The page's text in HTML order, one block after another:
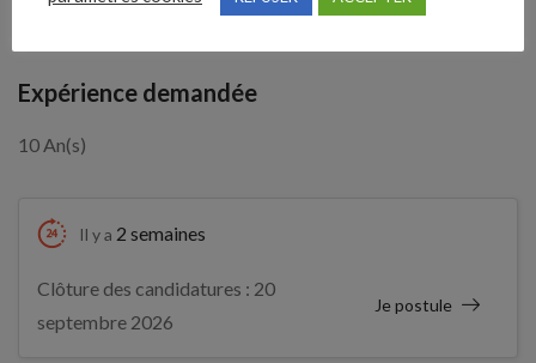
Expérience demandée
10 An(s)
Il y a 2 semaines
Clôture des candidatures : 20
septembre 2026
Je postule